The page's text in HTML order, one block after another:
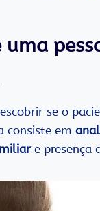
uma
se o
consiste em
e presença